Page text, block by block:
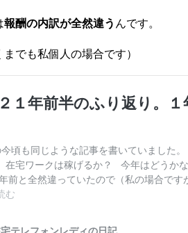
報酬の内訳が全然違う んです。
までも私個人の場合です）